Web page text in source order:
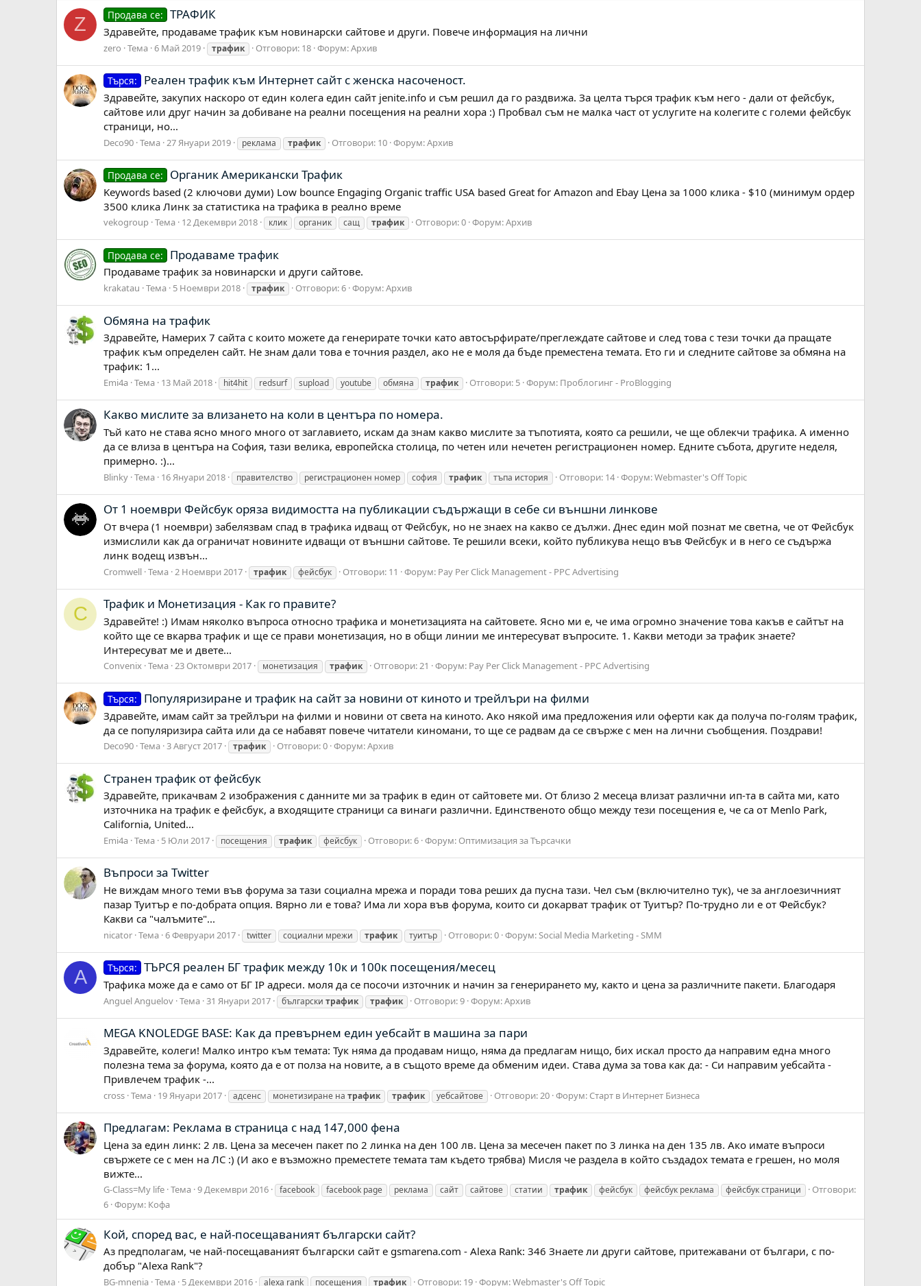
Z Продава се: ТРАФИК
Здравейте, продаваме трафик към новинарски сайтове и други. Повече информация на лични
zero Тема 6 Май 2019 трафик Отговори: 18 Форум:Архив
Търся: Реален трафик към Интернет сайт с женска насоченост.
Здравейте, закупих наскоро от един колега един сайт jenite.info и съм решил да го раздвижа. За целта търся трафик към него - дали от фейсбук,
сайтове или друг начин за добиване на реални посещения на реални хора :) Пробвал съм не малка част от услугите на колегите с големи фейсбук
страници, но...
Deco90 Тема 27 Януари 2019 реклама трафик Отговори: 10 Форум:Архив
Продава се: Органик Американски Трафик
Keywords based (2 ключови думи) Low bounce Engaging Organic traffic USA based Great for Amazon and Ebay Цена за 1000 клика - $10 (минимум ордер
3500 клика Линк за статистика на трафика в реално време
vekogroup Тема 12 Декември 2018 клик органик сащ трафик Отговори: 0 Форум:Архив
Продава се: Продаваме трафик
Продаваме трафик за новинарски и други сайтове.
krakatau Тема 5 Ноември 2018 трафик Отговори: 6 Форум:Архив
Обмяна на трафик
Здравейте, Намерих 7 сайта с които можете да генерирате точки като автосърфирате/преглеждате сайтове и след това с тези точки да пращате
трафик към определен сайт. Не знам дали това е точния раздел, ако не е моля да бъде преместена темата. Ето ги и следните сайтове за обмяна на
трафик: 1...
Emi4a Тема 13 Май 2018 hit4hit redsurf supload youtube обмяна трафик Отговори: 5 Форум: Проблогинг - ProBlogging
Какво мислите за влизането на коли в центъра по номера.
Тъй като не става ясно много много от заглавието, искам да знам какво мислите за тъпотията, която са решили, че ще облекчи трафика. А именно
да се влиза в центъра на София, тази велика, европейска столица, по четен или нечетен регистрационен номер. Едните събота, другите неделя,
примерно. :)...
Blinky Тема 16 Януари 2018 правителство регистрационен номер софия трафик тъпа история Отговори: 14 Форум:Webmaster's Off Topic
От 1 ноември Фейсбук оряза видимостта на публикации съдържащи в себе си външни линкове
От вчера (1 ноември) забелязвам спад в трафика идващ от Фейсбук, но не знаех на какво се дължи. Днес един мой познат ме светна, че от Фейсбук
измислили как да ограничат новините идващи от външни сайтове. Те решили всеки, който публикува нещо във Фейсбук и в него се съдържа
линк водещ извън...
Cromwell Тема 2 Ноември 2017 трафик фейсбук Отговори: 11 Форум: Pay Per Click Management - PPC Advertising
C Трафик и Монетизация - Как го правите?
Здравейте! :) Имам няколко въпроса относно трафика и монетизацията на сайтовете. Ясно ми е, че има огромно значение това какъв е сайтът на
който ще се вкарва трафик и ще се прави монетизация, но в общи линии ме интересуват въпросите. 1. Какви методи за трафик знаете?
Интересуват ме и двете...
Convenix Тема 23 Октомври 2017 монетизация трафик Отговори: 21 Форум: Pay Per Click Management - PPC Advertising
Търся: Популяризиране и трафик на сайт за новини от киното и трейлъри на филми
Здравейте, имам сайт за трейлъри на филми и новини от света на киното. Ако някой има предложения или оферти как да получа по-голям трафик,
да се популяризира сайта или да се набавят повече читатели киномани, то ще се радвам да се свърже с мен на лични съобщения. Поздрави!
Deco90 Тема 3 Август 2017 трафик Отговори: 0 Форум:Архив
Странен трафик от фейсбук
Здравейте, прикачвам 2 изображения с данните ми за трафик в един от сайтовете ми. От близо 2 месеца влизат различни ип-та в сайта ми, като
източника на трафик е фейсбук, а входящите страници са винаги различни. Единственото общо между тези посещения е, че са от Menlo Park,
California, United...
Emi4a Тема 5 Юли 2017 посещения трафик фейсбук Отговори: 6 Форум: Оптимизация за Търсачки
Въпроси за Twitter
Не виждам много теми във форума за тази социална мрежа и поради това реших да пусна тази. Чел съм (включително тук), че за англоезичният
пазар Туитър е по-добрата опция. Вярно ли е това? Има ли хора във форума, които си докарват трафик от Туитър? По-трудно ли е от Фейсбук?
Какви са "чалъмите"...
nicator Тема 6 Февруари 2017 twitter социални мрежи трафик туитър Отговори: 0 Форум:Social Media Marketing - SMM
A Търся: ТЪРСЯ реален БГ трафик между 10к и 100к посещения/месец
Трафика може да е само от БГ IP адреси. моля да се посочи източник и начин за генерирането му, както и цена за различните пакети. Благодаря
Anguel Anguelov Тема 31 Януари 2017 български трафик трафик Отговори: 9 Форум:Архив
MEGA KNOLEDGE BASE: Как да превърнем един уебсайт в машина за пари
Здравейте, колеги! Малко интро към темата: Тук няма да продавам нищо, няма да предлагам нищо, бих искал просто да направим една много
полезна тема за форума, която да е от полза на новите, а в същото време да обменим идеи. Става дума за това как да: - Си направим уебсайта -
Привлечем трафик -...
cross Тема 19 Януари 2017 адсенс монетизиране на трафик трафик уебсайтове Отговори: 20 Форум: Старт в Интернет Бизнеса
Предлагам: Реклама в страница с над 147,000 фена
Цена за един линк: 2 лв. Цена за месечен пакет по 2 линка на ден 100 лв. Цена за месечен пакет по 3 линка на ден 135 лв. Ако имате въпроси
свържете се с мен на ЛС :) (И ако е възможно преместете темата там където трябва) Мисля че раздела в който създадох темата е грешен, но моля
вижте...
G-Class=My life Тема 9 Декември 2016 facebook facebook page реклама сайт сайтове статии трафик фейсбук фейсбук реклама фейсбук страници
Отговори:
6 Форум: Кофа
Кой, според вас, е най-посещаваният български сайт?
Аз предполагам, че най-посещаваният български сайт е gsmarena.com - Alexa Rank: 346 Знаете ли други сайтове, притежавани от българи, с по-
добър "Alexa Rank"?
BG-mnenia Тема 5 Декември 2016 alexa rank посещения трафик Отговори: 19 Форум:Webmaster's Off Topic